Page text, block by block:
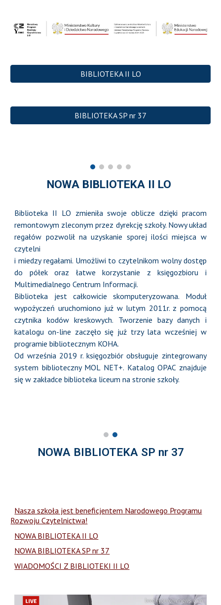
BIBLIOTEKA II LO
BIBLIOTEKA SP nr 37
NOWA BIBLIOTEKA II LO
Biblioteka II LO zmieniła swoje oblicze dzięki pracom
remontowym zleconym przez dyrekcję szkoły. Nowy układ
regałów pozwolił na uzyskanie sporej ilości miejsca w
czytelni
i miedzy regałami. Umożliwi to czytelnikom wolny dostęp
do półek oraz łatwe korzystanie z księgozbioru i
Multimedialnego Centrum Informacji.
Biblioteka jest całkowicie skomputeryzowana. Moduł
wypożyczeń uruchomiono już w lutym 2011r. z pomocą
czytnika kodów kreskowych. Tworzenie bazy danych i
katalogu on-line zaczęło się już trzy lata wcześniej w
programie bibliotecznym KOHA.
Od września 2019 r. księgozbiór obsługuje zintegrowany
system biblioteczny MOL NET+. Katalog OPAC znajduje
się w zakładce biblioteka liceum na stronie szkoły.
NOWA BIBLIOTEKA SP nr 37
Nasza szkoła jest beneficjentem Narodowego Programu
Rozwoju Czytelnictwa!
NOWA BIBLIOTEKA II LO
NOWA BIBLIOTEKA SP nr 37
WIADOMOŚCI Z BIBLIOTEKI II LO